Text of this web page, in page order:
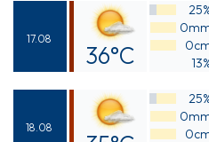
31°C
17.08
36°C
33°C
18.08